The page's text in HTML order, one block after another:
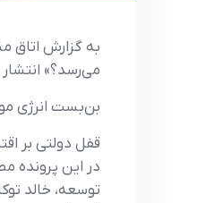
می‌رسد؟» انتشار
بن‌بست انرژی
قفل دولتی بر
در این پرونده
توسعه، خالد